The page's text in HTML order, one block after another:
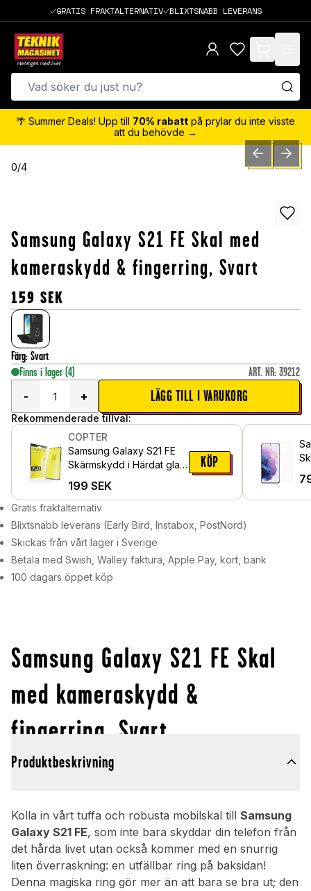
GRATIS FRAKTALTERNATIV BLIXTSNABB LEVERANS
items in cart,
🌴 Summer Deals! Upp till 70% rabatt på prylar du inte visste
att du behövde →
0/4 PREVIOUSNEXT
Samsung Galaxy S21 FE Skal med
kameraskydd & fingerring, Svart
159 SEK
Färg: Svart
Finns i lager (4) ART. NR: 39212
-
+ LÄGG TILL I VARUKORG
Rekommenderade tillval:
COPTER
Samsung Galaxy S21 FE
Skärmskydd i Härdat glas
199 SEK
KÖP
Gratis fraktalternativ
Blixtsnabb leverans (Early Bird, Instabox, PostNord)
Skickas från vårt lager i Sverige
Betala med Swish, Walley faktura, Apple Pay, kort, bank
100 dagars öppet köp
Samsung Galaxy S21 FE Skal
med kameraskydd &
fingerring, Svart
Produktbeskrivning
Kolla in vårt tuffa och robusta mobilskal till Samsung
Galaxy S21 FE, som inte bara skyddar din telefon från
det hårda livet utan också kommer med en snurrig
liten överraskning: en utfällbar ring på baksidan!
Denna magiska ring gör mer än att bara se bra ut; den